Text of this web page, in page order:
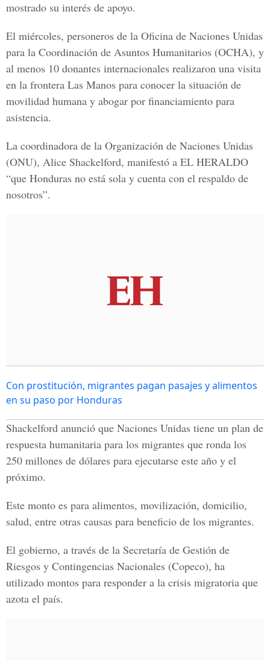
mostrado su interés de apoyo.
El miércoles, personeros de la Oficina de Naciones Unidas
para la Coordinación de Asuntos Humanitarios (OCHA), y
al menos 10 donantes internacionales realizaron una visita
en la frontera Las Manos para conocer la situación de
movilidad humana y abogar por financiamiento para
asistencia.
La coordinadora de la Organización de Naciones Unidas
(ONU), Alice Shackelford, manifestó a EL HERALDO
“que Honduras no está sola y cuenta con el respaldo de
nosotros”.
Con prostitución, migrantes pagan pasajes y alimentos
en su paso por Honduras
Shackelford anunció que Naciones Unidas tiene un plan de
respuesta humanitaria para los migrantes que ronda los
250 millones de dólares para ejecutarse este año y el
próximo.
Este monto es para alimentos, movilización, domicilio,
salud, entre otras causas para beneficio de los migrantes.
El gobierno, a través de la Secretaría de Gestión de
Riesgos y Contingencias Nacionales (Copeco), ha
utilizado montos para responder a la crisis migratoria que
azota el país.